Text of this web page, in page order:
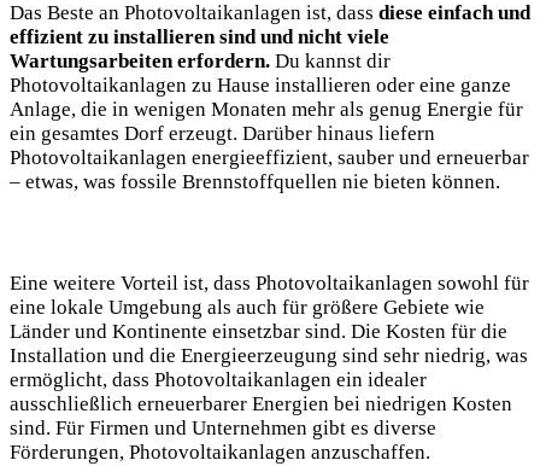
Das ​Beste an Photovoltaikanlagen ist, dass diese einfach und
effizient zu installieren sind und nicht viele
Wartungsarbeiten ‌erfordern. Du kannst ⁢dir
Photovoltaikanlagen zu Hause installieren oder eine ganze
Anlage, die in wenigen Monaten​ mehr als genug Energie für​
ein gesamtes ⁣Dorf erzeugt. Darüber hinaus ⁤liefern
Photovoltaikanlagen energieeffizient, sauber und erneuerbar
–‌ etwas, was fossile Brennstoffquellen nie bieten können.
Eine ⁢weitere Vorteil ist, dass Photovoltaikanlagen sowohl für
eine lokale Umgebung ‌als⁣ auch für‌ größere Gebiete ‌wie
Länder und Kontinente​ einsetzbar sind. Die Kosten für die
Installation‌ und die Energieerzeugung sind sehr niedrig, ​was
ermöglicht, dass Photovoltaikanlagen ein idealer
ausschließlich erneuerbarer Energien⁤ bei niedrigen Kosten
sind. Für Firmen und Unternehmen gibt es diverse
Förderungen, ⁣Photovoltaikanlagen anzuschaffen.